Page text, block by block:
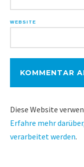
WEBSITE
Diese Website
Erfahre mehr
verarbeitet werden.